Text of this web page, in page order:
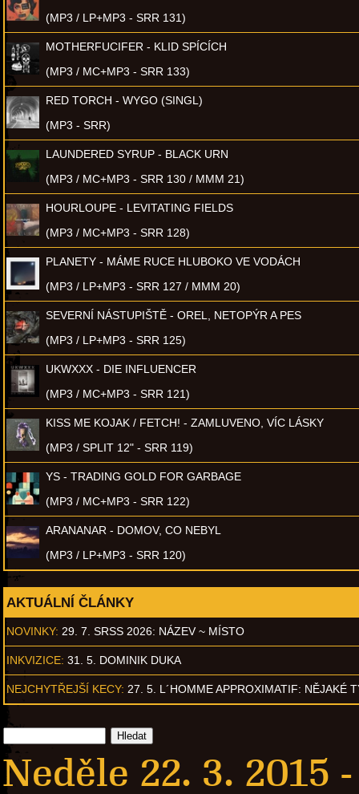
(MP3 / LP+MP3 - SRR 131)
MOTHERFUCIFER - KLID SPÍCÍCH
(MP3 / MC+MP3 - SRR 133)
RED TORCH - WYGO (SINGL)
(MP3 - SRR)
LAUNDERED SYRUP - BLACK URN
(MP3 / MC+MP3 - SRR 130 / MMM 21)
HOURLOUPE - LEVITATING FIELDS
(MP3 / MC+MP3 - SRR 128)
PLANETY - MÁME RUCE HLUBOKO VE VODÁCH
(MP3 / LP+MP3 - SRR 127 / MMM 20)
SEVERNÍ NÁSTUPIŠTĚ - OREL, NETOPÝR A PES
(MP3 / LP+MP3 - SRR 125)
UKWXXX - DIE INFLUENCER
(MP3 / MC+MP3 - SRR 121)
KISS ME KOJAK / FETCH! - ZAMLUVENO, VÍC LÁSKY
(MP3 / SPLIT 12" - SRR 119)
YS - TRADING GOLD FOR GARBAGE
(MP3 / MC+MP3 - SRR 122)
ARANANAR - DOMOV, CO NEBYL
(MP3 / LP+MP3 - SRR 120)
AKTUÁLNÍ ČLÁNKY
NOVINKY: 29. 7. SRSS 2026: NÁZEV ~ MÍSTO
INKVIZICE: 31. 5. DOMINIK DUKA
NEJCHYTŘEJŠÍ KECY: 27. 5. L´HOMME APPROXIMATIF: NĚJAKÉ
Neděle 22. 3. 2015